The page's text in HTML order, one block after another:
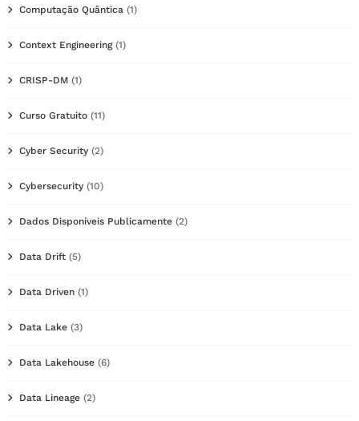
Computação Quântica (1)
Context Engineering(1)
CRISP-DM (1)
Curso Gratuito (11)
Cyber Security (2)
Cybersecurity (10)
Dados Disponíveis Publicamente (2)
Data Drift (5)
Data Driven (1)
Data Lake (3)
Data Lakehouse (6)
Data Lineage (2)